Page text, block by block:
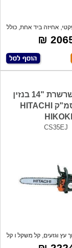
אחיזה ביד אחת, כולל
בל
2065
מסור שרשרת "14 בנזין
32.3 סמ"ק HITACHI
HIKOKI
CS35EJ
עץ וגזעים, קל משקל ו קל
מ